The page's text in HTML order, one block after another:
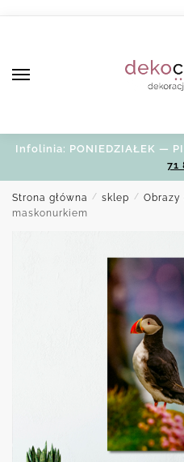
Infolinia: PONIEDZIAŁEK —
71
Strona główna / sklep / Obrazy
maskonurkiem